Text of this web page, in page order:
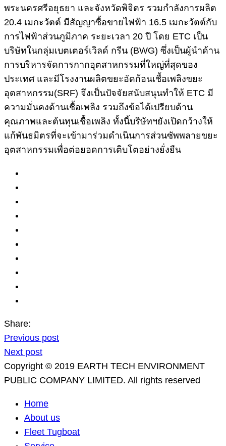
พระนครศรีอยุธยา และจังหวัดพิจิตร รวมกำลังการผลิต
20.4 เมกะวัตต์ มีสัญญาซื้อขายไฟฟ้า 16.5 เมกะวัตต์กับ
การไฟฟ้าส่วนภูมิภาค ระยะเวลา 20 ปี โดย ETC เป็น
บริษัทในกลุ่มเบตเตอร์เวิลด์ กรีน (BWG) ซึ่งเป็นผู้นำด้าน
การบริหารจัดการกากอุตสาหกรรมที่ใหญ่ที่สุดของ
ประเทศ และมีโรงงานผลิตขยะอัดก้อนเชื้อเพลิงขยะ
อุตสาหกรรม(SRF) จึงเป็นปัจจัยสนับสนุนทำให้ ETC มี
ความมั่นคงด้านเชื้อเพลิง รวมถึงข้อได้เปรียบด้าน
คุณภาพและต้นทุนเชื้อเพลิง ทั้งนี้บริษัทฯยังเปิดกว้างให้
แก้พันธมิตรที่จะเข้ามาร่วมดำเนินการส่วนซัพพลายขยะ
อุตสาหกรรมเพื่อต่อยอดการเติบโตอย่างยั่งยืน
Share:
Previous post
Next post
Copyright © 2019 EARTH TECH ENVIRONMENT
PUBLIC COMPANY LIMITED. All rights reserved
Home
About us
Fleet Tugboat